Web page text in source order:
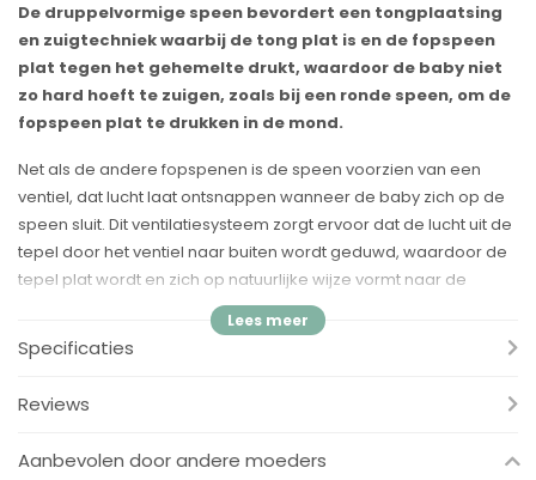
De druppelvormige speen bevordert een tongplaatsing
en zuigtechniek waarbij de tong plat is en de fopspeen
plat tegen het gehemelte drukt, waardoor de baby niet
zo hard hoeft te zuigen, zoals bij een ronde speen, om de
fopspeen plat te drukken in de mond.
Net als de andere fopspenen is de speen voorzien van een
ventiel, dat lucht laat ontsnappen wanneer de baby zich op de
speen sluit. Dit ventilatiesysteem zorgt ervoor dat de lucht uit de
tepel door het ventiel naar buiten wordt geduwd, waardoor de
tepel plat wordt en zich op natuurlijke wijze vormt naar de
mondholte van de baby. Het ventiel is ook de reden waarom er
na reiniging en sterilisatie water in de nippel kan staan. Als dit
het geval is, knijp je gewoon de tepel plat om het overtollige
✓Ronde tepel
Specificaties
Reviews
Aanbevolen door andere moeders